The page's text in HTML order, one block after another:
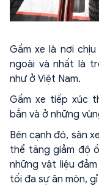
Gầm xe là nơi
ngoài và nhất là
như ở Việt Nam.
Gầm xe tiếp xúc
bắn và ở những
Bên cạnh đó, sàn
thể tăng giảm độ
những vật liệu
tối đa sự ăn mòn,